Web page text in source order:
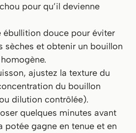
pour qu’il devienne
ébullition douce pour éviter
sèches et obtenir un bouillon
ajustez la texture du
du bouillon
dilution contrôlée).
quelques minutes avant
potée gagne en tenue et en